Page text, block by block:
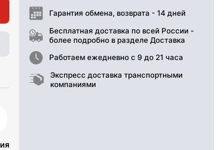
Гарантия обмена, возврата - 14 дней
Бесплатная доставка по всей России -
более подробно в разделе Доставка
Работаем ежедневно с 9 до 21 часа
Экспресс доставка транспортными
компаниями